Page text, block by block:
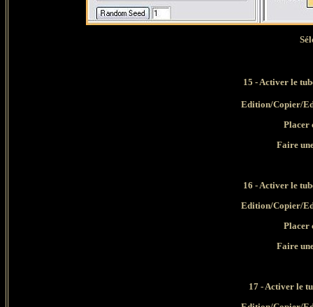
15 - Activer le
Edition/Copier/
Placer
Faire
16 - Activer le
Edition/Copier/
Placer
Faire
17 - Activer le